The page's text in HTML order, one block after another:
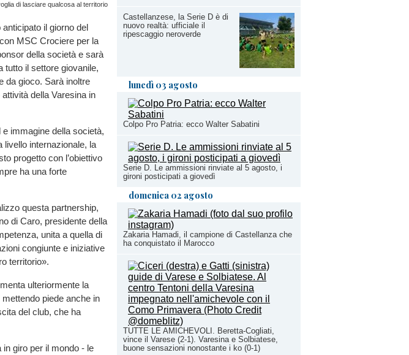
Castellanzese, la Serie D è di
nuovo realtà: ufficiale il
ripescaggio neroverde
lunedì 03 agosto
Colpo Pro Patria: ecco Walter Sabatini
Serie D. Le ammissioni rinviate al 5 agosto, i
gironi posticipati a giovedì
domenica 02 agosto
Zakaria Hamadi, il campione di Castellanza che
ha conquistato il Marocco
TUTTE LE AMICHEVOLI. Beretta-Cogliati,
vince il Varese (2-1). Varesina e Solbiatese,
buone sensazioni nonostante i ko (0-1)
di lasciare qualcosa al territorio
il giorno del
MSC Crociere per la
della società e sarà
tutto il settore giovanile,
da gioco. Sarà inoltre
della Varesina in
immagine della società,
livello internazionale, la
progetto con l’obiettivo
ha una forte
questa partnership,
di Caro, presidente della
unita a quella di
congiunte e iniziative
territorio».
ulteriormente la
piede anche in
del club, che ha
in giro per il mondo - le